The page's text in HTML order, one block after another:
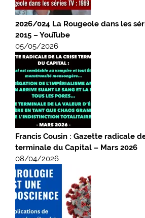
2026/024 La Rougeole dans les
2015 – YouTube
05/05/2026
Francis Cousin : Gazette radicale
terminale du Capital – Mars 2026
08/04/2026